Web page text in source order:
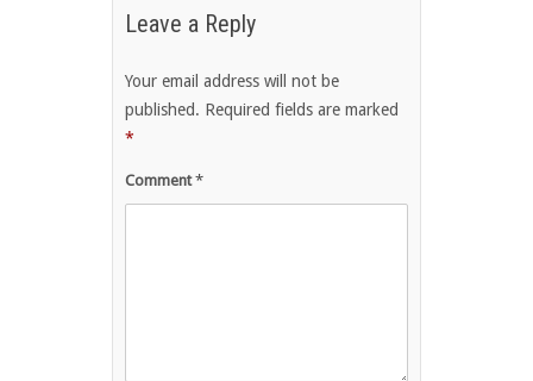
Leave a Reply
Your email address will not be
published. Required fields are marked
*
Comment*